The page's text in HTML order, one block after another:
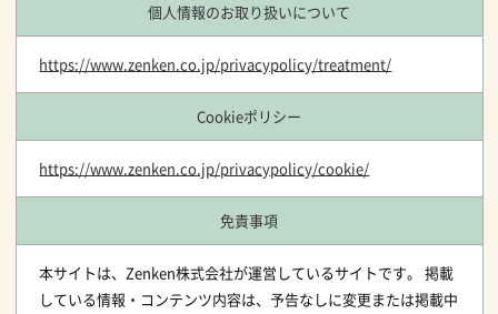
個人情報のお取り扱いについて
https://www.zenken.co.jp/privacypolicy/treatment/
Cookieポリシー
https://www.zenken.co.jp/privacypolicy/cookie/
免責事項
本サイトは、Zenken株式会社が運営しているサイトです。 掲載
している情報・コンテンツ内容は、予告なしに変更または掲載中